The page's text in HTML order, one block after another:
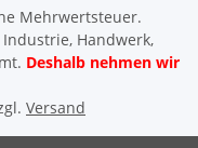
Mehrwertsteuer.
Handwerk,
Deshalb nehmen wir
Versand